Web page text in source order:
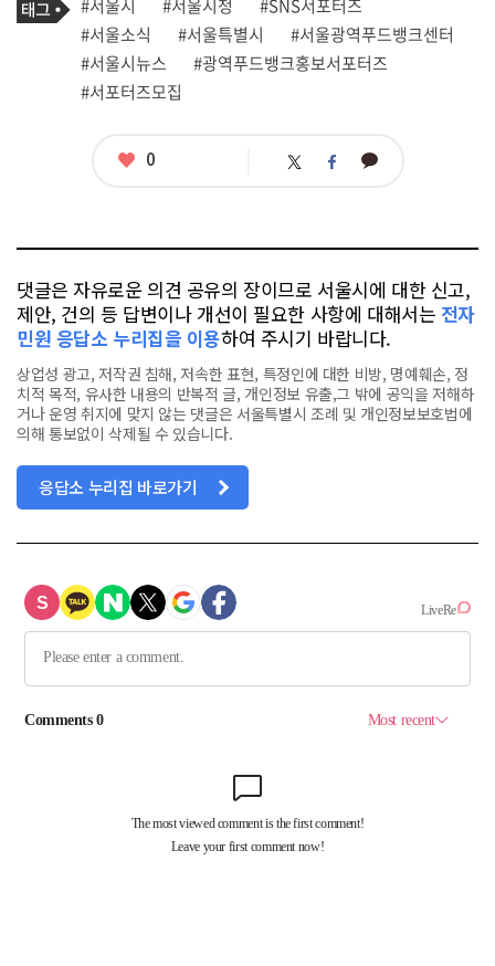
사
관
련
태
그
그
#서울시 #서울시청
#SNS서포터즈
#서울소식
#서울특별시
#서울광역푸드뱅크센터
#서울시뉴스
#광역푸드뱅크홍보서포터즈
#서포터즈모집
좋
0 트 페 카
댓글은 자유로운 의견 공유의 장이므로 서울시에 대한 신고,
제안, 건의 등 답변이나 개선이 필요한 사항에 대해서는 전자
민원 응답소 누리집을 이용하여 주시기 바랍니다.
상업성 광고, 저작권 침해, 저속한 표현, 특정인에 대한 비방, 명예훼손, 정
치적 목적, 유사한 내용의 반복적 글, 개인정보 유출,그 밖에 공익을 저해하
거나 운영 취지에 맞지 않는 댓글은 서울특별시 조례 및 개인정보보호법에
의해 통보없이 삭제될 수 있습니다.
응답소 누리집 바로가기